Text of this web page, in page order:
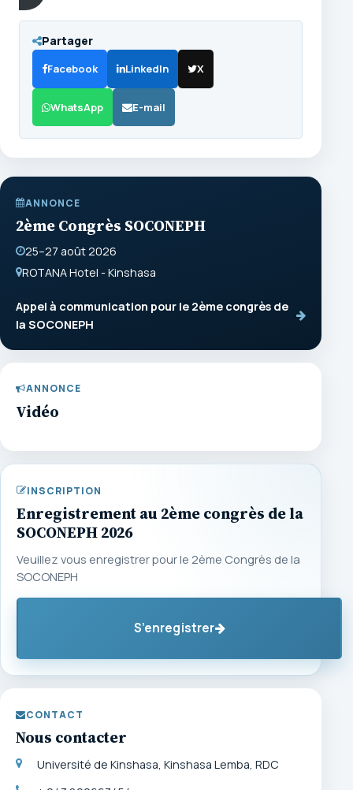
Partager
Facebook LinkedIn X
WhatsApp E-mail
ANNONCE
2ème Congrès SOCONEPH
25–27 août 2026
ROTANA Hotel - Kinshasa
Appel à communication pour le 2ème congrès de
la SOCONEPH
ANNONCE
Vidéo
INSCRIPTION
Enregistrement au 2ème congrès de la
SOCONEPH 2026
Veuillez vous enregistrer pour le 2ème Congrès de la
SOCONEPH
S’enregistrer
CONTACT
Nous contacter
Université de Kinshasa, Kinshasa Lemba, RDC